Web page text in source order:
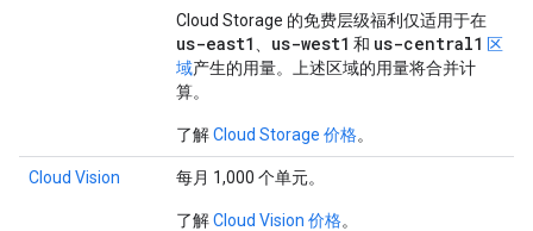
Cloud Storage 的免费层级福利仅适用于在
us-east1 us-west1 和 us-central1 区
域产生的用量。上述区域的用量将合并计
算。
了解Cloud Storage 价格。
Cloud Vision 每月 1,000 个单元。
了解Cloud Vision 价格。